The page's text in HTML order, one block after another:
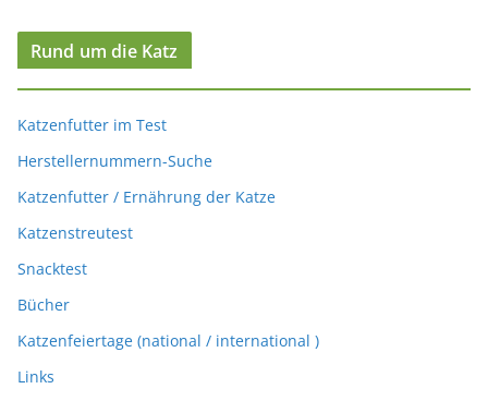
Rund um die Katz
Katzenfutter im Test
Herstellernummern-Suche
Katzenfutter / Ernährung der Katze
Katzenstreutest
Snacktest
Bücher
Katzenfeiertage (national / international )
Links